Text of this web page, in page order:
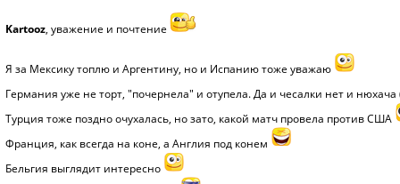
Kartooz, уважение и почтение
Я за Мексику топлю и Аргентину, но и Испанию тоже уважаю
Германия уже не торт, "почернела" и отупела. Да и чесалки нет и
Турция тоже поздно очухалась, но зато, какой матч провела против США
Франция, как всегда на коне, а Англия под конем
Бельгия выглядит интересно